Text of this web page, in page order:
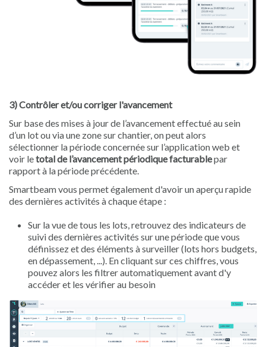
3) Contrôler et/ou corriger l'avancement
Sur base des mises à jour de l’avancement effectué au sein
d’un lot ou via une zone sur chantier, on peut alors
sélectionner la période concernée sur l’application web et
voir letotal de l’avancement périodique facturablepar
rapport à la période précédente.
Smartbeam vous permet également d'avoir un aperçu rapide
des dernières activités à chaque étape :
Sur la vue de tous les lots, retrouvez des indicateurs de
suivi des dernières activités sur une période que vous
définissez et des éléments à surveiller (lots hors budgets,
en dépassement, ...). En cliquant sur ces chiffres, vous
pouvez alors les filtrer automatiquement avant d'y
accéder et les vérifier au besoin